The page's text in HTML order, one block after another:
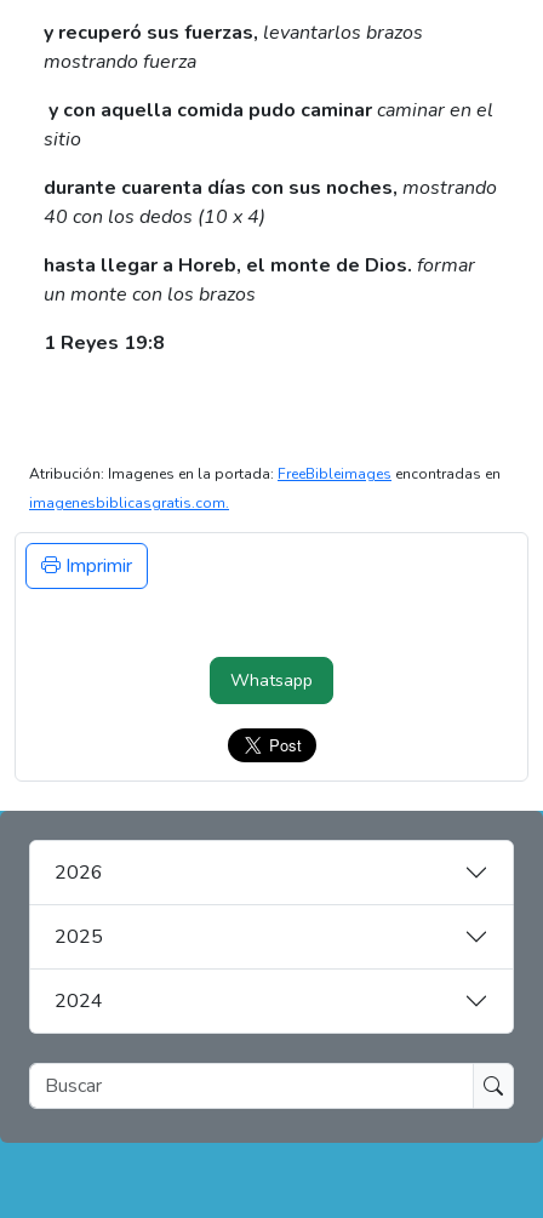
y recuperó sus fuerzas, levantarlos brazos
mostrando fuerza
y con aquella comida pudo caminarcaminar en el
sitio
durante cuarenta días con sus noches, mostrando
40 con los dedos (10 x 4)
hasta llegar a Horeb, el monte de Dios. formar
un monte con los brazos
1 Reyes 19:8
Atribución: Imagenes en la portada: FreeBibleimages encontradas en
imagenesbiblicasgratis.com.
Imprimir
Whatsapp
2026
2025
2024